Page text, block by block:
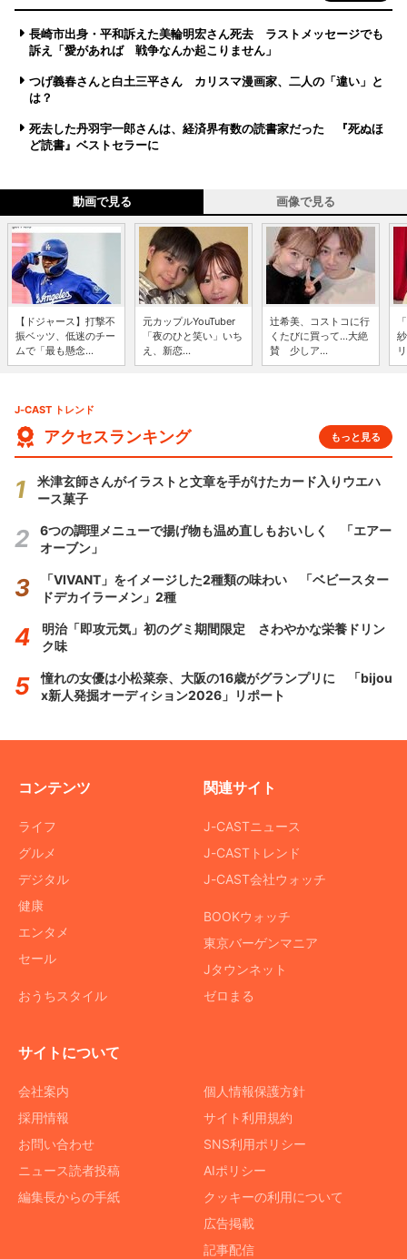
長崎市出身・平和訴えた美輪明宏さん死去 ラストメッセージでも
訴え「愛があれば 戦争なんか起こりません」
つげ義春さんと白土三平さん カリスマ漫画家、二人の「違い」と
は？
死去した丹羽宇一郎さんは、経済界有数の読書家だった 『死ぬほ
ど読書』ベストセラーに
動画で見る 画像で見る
【ドジャース】打撃不
振ベッツ、低迷のチー
ムで「最も懸念...
元カップルYouTuber
「夜のひと笑い」いち
え、新恋...
辻希美、コストコに行
くたびに買って...大絶
賛 少しア...
J-CAST トレンド
アクセスランキング もっと見る
米津玄師さんがイラストと文章を手がけたカード入りウエハ
ース菓子
6つの調理メニューで揚げ物も温め直しもおいしく 「エアー
オーブン」
「VIVANT」をイメージした2種類の味わい 「ベビースター
ドデカイラーメン」2種
明治「即攻元気」初のグミ期間限定 さわやかな栄養ドリン
ク味
憧れの女優は小松菜奈、大阪の16歳がグランプリに 「bijou
x新人発掘オーディション2026」リポート
コンテンツ
ライフ
グルメ
デジタル
健康
エンタメ
セール
おうちスタイル
関連サイト
J-CASTニュース
J-CASTトレンド
J-CAST会社ウォッチ
BOOKウォッチ
東京バーゲンマニア
Jタウンネット
ゼロまる
サイトについて
会社案内
採用情報
お問い合わせ
ニュース読者投稿
編集長からの手紙
個人情報保護方針
サイト利用規約
SNS利用ポリシー
AIポリシー
クッキーの利用について
広告掲載
記事配信